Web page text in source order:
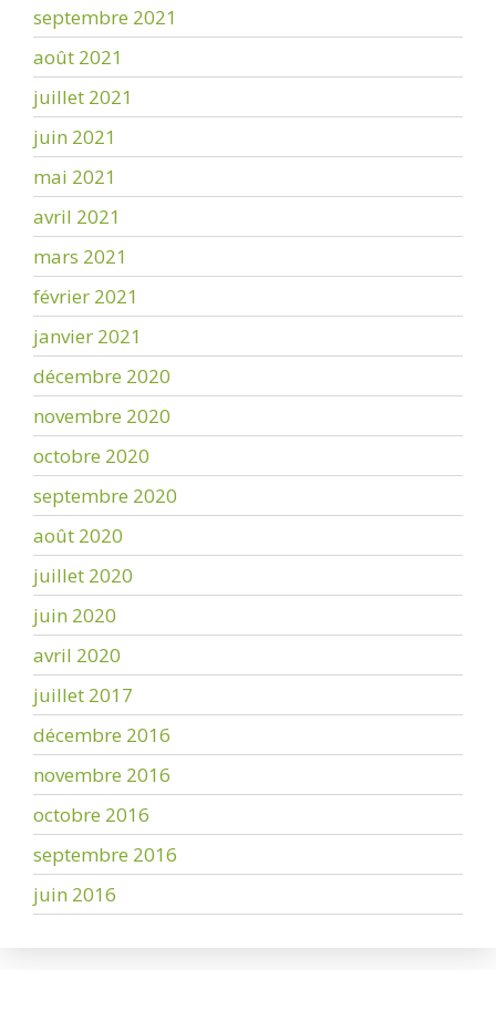
septembre 2021
août 2021
juillet 2021
juin 2021
mai 2021
avril 2021
mars 2021
février 2021
janvier 2021
décembre 2020
novembre 2020
octobre 2020
septembre 2020
août 2020
juillet 2020
juin 2020
avril 2020
juillet 2017
décembre 2016
novembre 2016
octobre 2016
septembre 2016
juin 2016